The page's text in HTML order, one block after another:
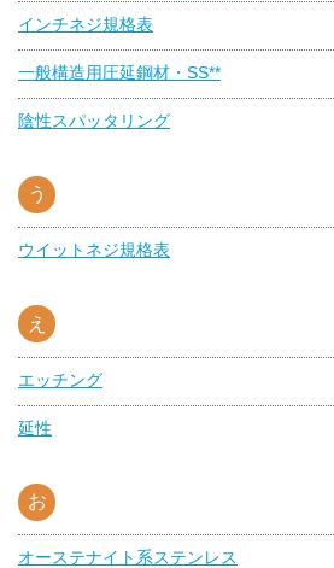
インチネジ規格表
一般構造用圧延鋼材・SS**
陰性スパッタリング
う
ウイットネジ規格表
え
エッチング
延性
お
オーステナイト系ステンレス